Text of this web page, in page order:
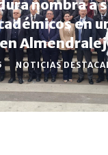
nombra a
en
NOTICIAS